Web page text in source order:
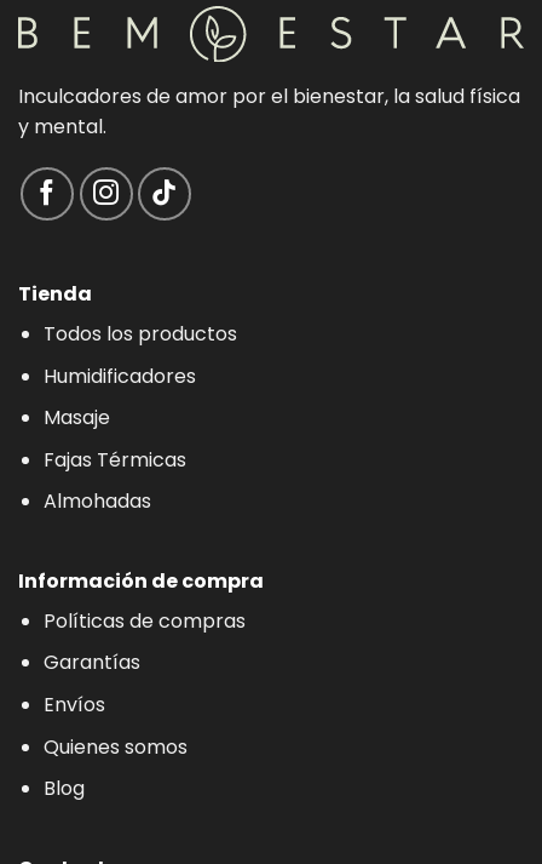
Inculcadores de amor por el bienestar, la salud física
y mental.
Tienda
Todos los productos
Humidificadores
Masaje
Fajas Térmicas
Almohadas
Información de compra
Políticas de compras
Garantías
Envíos
Quienes somos
Blog